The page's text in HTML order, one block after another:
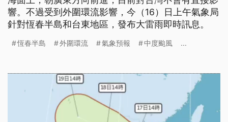
響。不過受到外圍環流影響，今（16）日上午氣象局
針對恆春半島和台東地區，發布大雷雨即時訊息。
恆春半島 外圍環流 氣象預報 中度颱風 ...